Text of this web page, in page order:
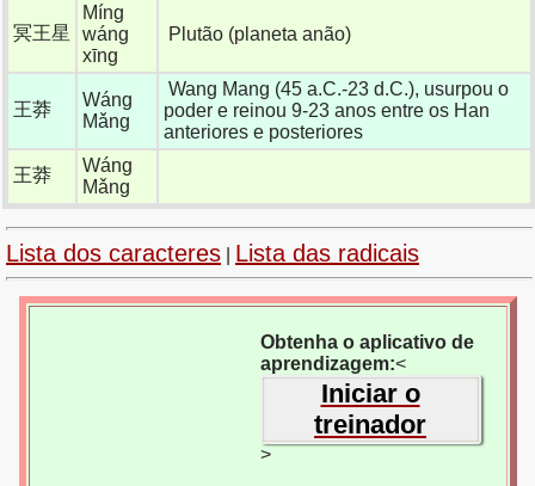
冥王星
Míng
wáng
xīng
Plutão (planeta anão)
王莽
Wáng
Mǎng
Wang Mang (45 a.C.-23 d.C.), usurpou o
poder e reinou 9-23 anos entre os Han
anteriores e posteriores
王莽
Wáng
Mǎng
Lista dos caracteres Lista das radicais
Obtenha o aplicativo de
aprendizagem:<
Iniciar o
treinador
>